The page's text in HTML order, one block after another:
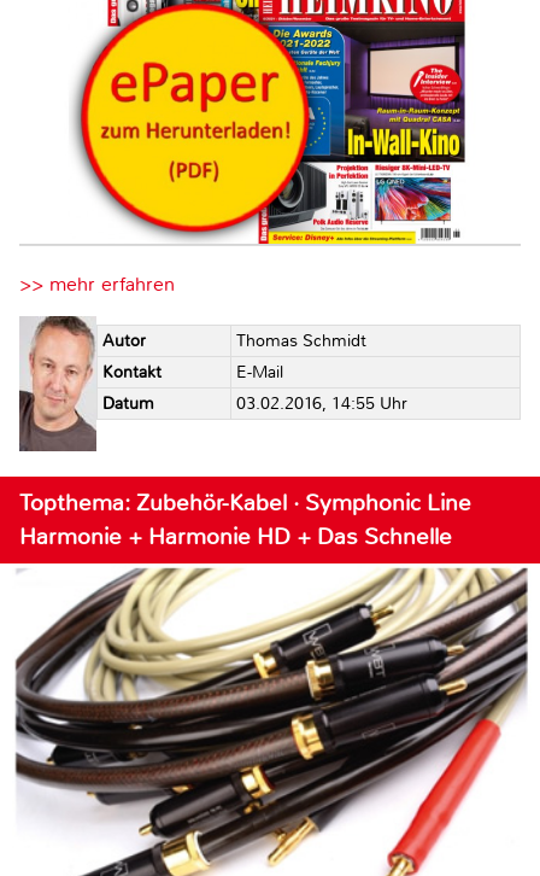
>> mehr erfahren
Autor
Thomas Schmidt
Kontakt
E-Mail
Datum
03.02.2016, 14:55 Uhr
Topthema: Zubehör-Kabel · Symphonic Line
Harmonie + Harmonie HD + Das Schnelle